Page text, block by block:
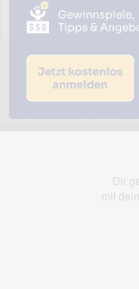
Das dargestellte Bild
übernimmt keinerlei
jedoch bei
Dir
mit